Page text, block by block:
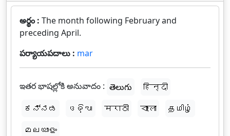
అర్థం : The month following February and
preceding April.
పర్యాయపదాలు : mar
ఇతర భాషల్లోకి అనువాదం : తెలుగు
हिन्दी
ಕನ್ನಡ
ଓଡ଼ିଆ मराठी বাংলা
தமிழ்
മലയാളം